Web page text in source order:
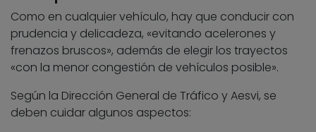
Como en cualquier vehículo, hay que conducir con
prudencia y delicadeza, «evitando acelerones y
frenazos bruscos», además de elegir los trayectos
«con la menor congestión de vehículos posible».
Según la Dirección General de Tráfico y Aesvi, se
deben cuidar algunos aspectos: